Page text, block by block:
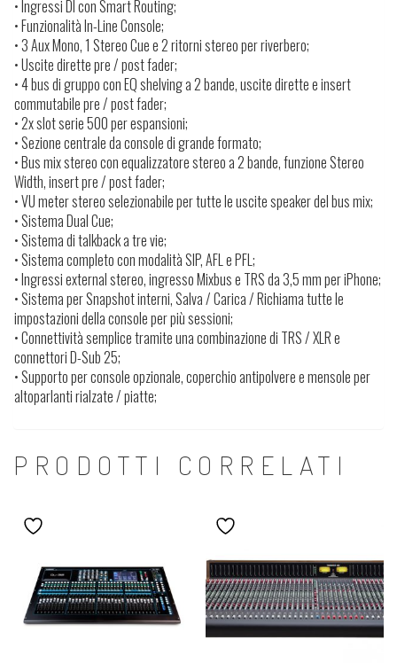
• Ingressi DI con Smart Routing;
• Funzionalità In-Line Console;
• 3 Aux Mono, 1 Stereo Cue e 2 ritorni stereo per riverbero;
• Uscite dirette pre / post fader;
• 4 bus di gruppo con EQ shelving a 2 bande, uscite dirette e insert
commutabile pre / post fader;
• 2x slot serie 500 per espansioni;
• Sezione centrale da console di grande formato;
• Bus mix stereo con equalizzatore stereo a 2 bande, funzione Stereo
Width, insert pre / post fader;
• VU meter stereo selezionabile per tutte le uscite speaker del bus mix;
• Sistema Dual Cue;
• Sistema di talkback a tre vie;
• Sistema completo con modalità SIP, AFL e PFL;
• Ingressi external stereo, ingresso Mixbus e TRS da 3,5 mm per iPhone;
• Sistema per Snapshot interni, Salva / Carica / Richiama tutte le
impostazioni della console per più sessioni;
• Connettività semplice tramite una combinazione di TRS / XLR e
connettori D-Sub 25;
• Supporto per console opzionale, coperchio antipolvere e mensole per
altoparlanti rialzate / piatte;
PRODOTTI CORRELATI